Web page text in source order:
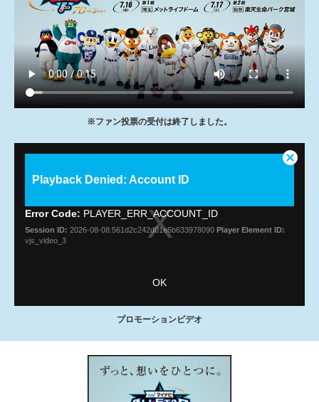
※ファン投票の受付は終了しました。
This
window.
Playback Denied: Account ID
Error Code: PLAYER_ERR_ACCOUNT_ID
Session ID: 2026-08-08:561d2c242d01e6b633978090 Player Element ID:
vjs_video_3
OK
Close
プロモーションビデオ